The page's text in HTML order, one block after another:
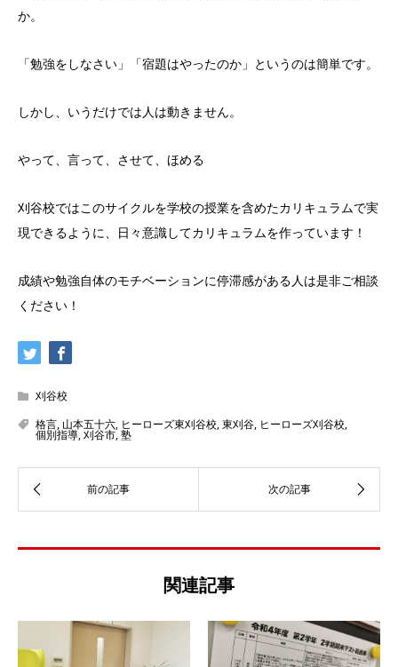
か。
「勉強をしなさい」「宿題はやったのか」というのは簡単です。
しかし、いうだけでは人は動きません。
やって、言って、させて、ほめる
刈谷校ではこのサイクルを学校の授業を含めたカリキュラムで実
現できるように、日々意識してカリキュラムを作っています！
成績や勉強自体のモチベーションに停滞感がある人は是非ご相談
ください！
刈谷校
格言, 山本五十六, ヒーローズ東刈谷校,東刈谷, ヒーローズ刈谷校,
個別指導,刈谷市,塾
関連記事